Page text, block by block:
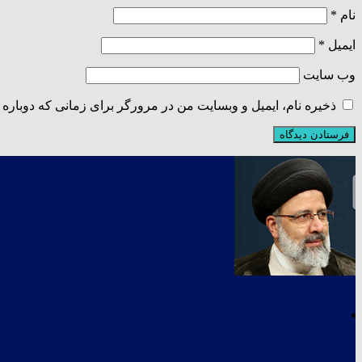
نام *
ایمیل *
وب‌ سایت
ذخیره نام، ایمیل و وبسایت من در مرورگر برای زمانی که